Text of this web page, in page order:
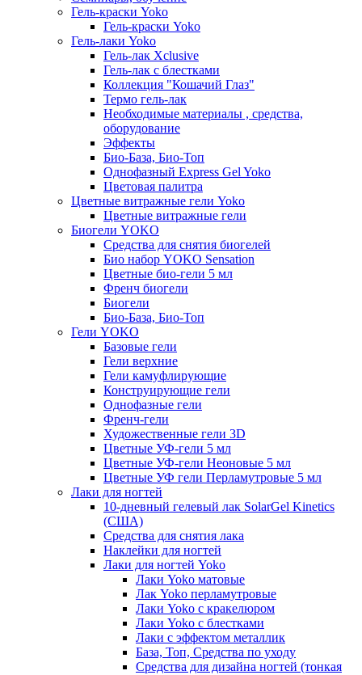
Гель-краски Yoko
Гель-краски Yoko
Гель-лаки Yoko
Гель-лак Xclusive
Гель-лак с блестками
Коллекция "Кошачий Глаз"
Термо гель-лак
Необходимые материалы , средства,
оборудование
Эффекты
Био-База, Био-Топ
Однофазный Express Gel Yoko
Цветовая палитра
Цветные витражные гели Yoko
Цветные витражные гели
Биогели YOKO
Средства для снятия биогелей
Био набор YOKO Sensation
Цветные био-гели 5 мл
Френч биогели
Биогели
Био-База, Био-Топ
Гели YOKO
Базовые гели
Гели верхние
Гели камуфлирующие
Конструирующие гели
Однофазные гели
Френч-гели
Художественные гели 3D
Цветные УФ-гели 5 мл
Цветные УФ-гели Неоновые 5 мл
Цветные УФ гели Перламутровые 5 мл
Лаки для ногтей
10-дневный гелевый лак SolarGel Kinetics
(США)
Средства для снятия лака
Наклейки для ногтей
Лаки для ногтей Yoko
Лаки Yoko матовые
Лак Yoko перламутровые
Лаки Yoko с кракелюром
Лаки Yoko с блестками
Лаки с эффектом металлик
База, Топ, Средства по уходу
Средства для дизайна ногтей (тонкая